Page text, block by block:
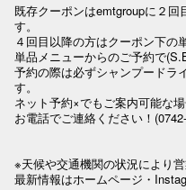
既存クーポンはemtgroupに２回
す。
４回目以降の方はクーポン下の
単品メニューからのご予約で
予約の際は必ずシャンプードラ
す。
ネット予約×でもご案内可能な
お電話でご連絡ください！
※天候や交通機関の状況により
最新情報はホームページ・